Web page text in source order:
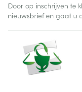
Door op inschrijven te
nieuwsbrief en gaat u